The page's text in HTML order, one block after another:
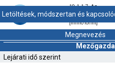
19.1.1.7. Az
agrárgazdaság
hitelfelvétele
[millió forint]
Megnevezés
Lejárati idő szerint